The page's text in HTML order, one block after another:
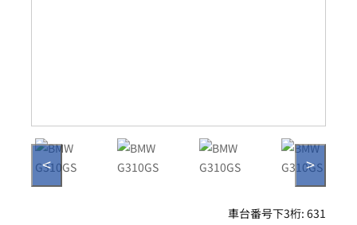
< >
車台番号下3桁:631